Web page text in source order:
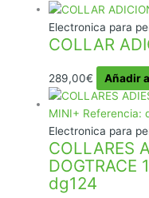
Electronica para
COLLAR
289,00€ Añadir
Electronica para
COLLARES
DOGTRACE
dg124